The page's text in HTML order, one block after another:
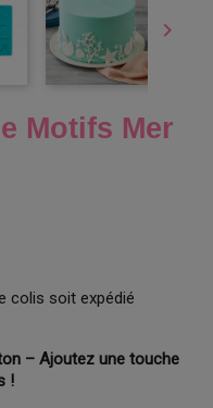

Motifs Mer
colis soit expédié
– Ajoutez une touche
!